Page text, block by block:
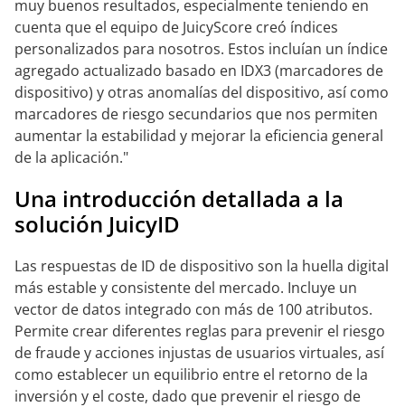
muy buenos resultados, especialmente teniendo en
cuenta que el equipo de JuicyScore creó índices
personalizados para nosotros. Estos incluían un índice
agregado actualizado basado en IDX3 (marcadores de
dispositivo) y otras anomalías del dispositivo, así como
marcadores de riesgo secundarios que nos permiten
aumentar la estabilidad y mejorar la eficiencia general
de la aplicación."
Una introducción detallada a la
solución JuicyID
Las respuestas de ID de dispositivo son la huella digital
más estable y consistente del mercado. Incluye un
vector de datos integrado con más de 100 atributos.
Permite crear diferentes reglas para prevenir el riesgo
de fraude y acciones injustas de usuarios virtuales, así
como establecer un equilibrio entre el retorno de la
inversión y el coste, dado que prevenir el riesgo de